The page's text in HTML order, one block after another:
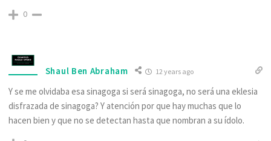
0
Shaul Ben Abraham 12 years ago
Y se me olvidaba esa sinagoga si será sinagoga, no será una eklesia
disfrazada de sinagoga? Y atención por que hay muchas que lo
hacen bien y que no se detectan hasta que nombran a su ídolo.